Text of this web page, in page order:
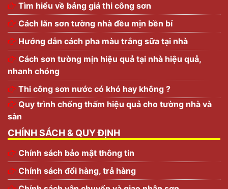
Tìm hiểu về bảng giá thi công sơn
Cách lăn sơn tường nhà đều mịn bền bỉ
Hướng dẫn cách pha màu trắng sữa tại nhà
Cách sơn tường mịn hiệu quả tại nhà hiệu quả,
nhanh chóng
Thi công sơn nước có khó hay không ?
Quy trình chống thấm hiệu quả cho tường nhà và
sàn
CHÍNH SÁCH & QUY ĐỊNH
Chính sách bảo mật thông tin
Chính sách đổi hàng, trả hàng